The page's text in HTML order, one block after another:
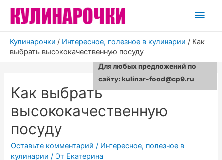
Кулинарочки / Интересное, полезное в кулинарии / Как
выбрать высококачественную посуду
Как выбрать
высококачественную
посуду
Оставьте комментарий / Интересное, полезное в
кулинарии / От Екатерина
Для любых предложений по
сайту: kulinar-food@cp9.ru